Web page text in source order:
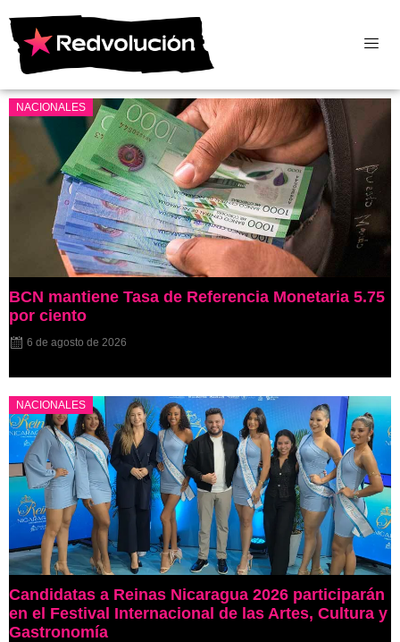
NACIONALES
BCN mantiene Tasa de Referencia Monetaria 5.75
por ciento
6 de agosto de 2026
NACIONALES
Candidatas a Reinas Nicaragua 2026 participarán
en el Festival Internacional de las Artes, Cultura y
Gastronomía